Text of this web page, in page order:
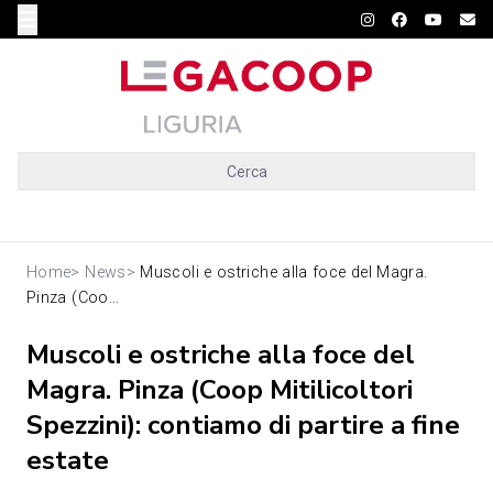
Cerca
Home> News> Muscoli e ostriche alla foce del Magra.
Pinza (Coo...
Muscoli e ostriche alla foce del
Magra. Pinza (Coop Mitilicoltori
Spezzini): contiamo di partire a fine
estate